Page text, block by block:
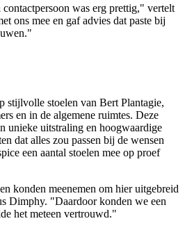
was erg prettig," vertelt
ons mee en gaf advies dat paste bij
stijlvolle stoelen van Bert Plantagie,
en in de algemene ruimtes. Deze
unieke uitstraling en hoogwaardige
dat alles zou passen bij de wensen
een aantal stoelen mee op proef
konden meenemen om hier uitgebreid
Dimphy. "Daardoor konden we een
het meteen vertrouwd."